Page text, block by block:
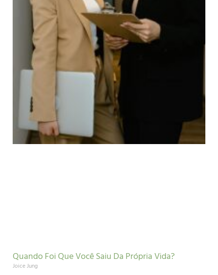
Quando Foi Que Você Saiu Da Própria Vida?
Joice Jung